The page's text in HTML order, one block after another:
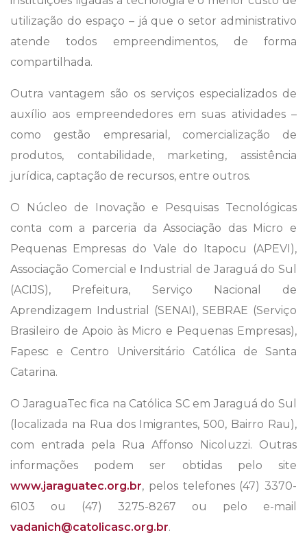
utilização do espaço – já que o setor administrativo
atende todos empreendimentos, de forma
compartilhada.
Outra vantagem são os serviços especializados de
auxílio aos empreendedores em suas atividades –
como gestão empresarial, comercialização de
produtos, contabilidade, marketing, assistência
jurídica, captação de recursos, entre outros.
O Núcleo de Inovação e Pesquisas Tecnológicas
conta com a parceria da Associação das Micro e
Pequenas Empresas do Vale do Itapocu (APEVI),
Associação Comercial e Industrial de Jaraguá do Sul
(ACIJS), Prefeitura, Serviço Nacional de
Aprendizagem Industrial (SENAI), SEBRAE (Serviço
Brasileiro de Apoio às Micro e Pequenas Empresas),
Fapesc e Centro Universitário Católica de Santa
Catarina.
O JaraguaTec fica na Católica SC em Jaraguá do Sul
(localizada na Rua dos Imigrantes, 500, Bairro Rau),
com entrada pela Rua Affonso Nicoluzzi. Outras
informações podem ser obtidas pelo site
www.jaraguatec.org.br, pelos telefones (47) 3370-
6103 ou (47) 3275-8267 ou pelo e-mail
vadanich@catolicasc.org.br.